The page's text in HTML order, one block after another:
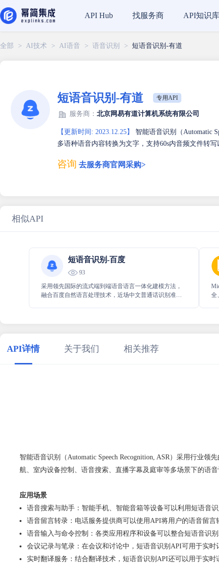
API Hub 找服务商 API知识库
全部 > AI技术 > AI语音 > 语音识别 > 短语音识别-有道
短语音识别-有道 专用API
服务商： 北京网易有道计算机系统有限公司
【更新时间: 2023.12.25】
智能语音识别（Automatic
多语种语音内容转换为文字，支持60s内音频文件转
咨询 去服务商官网采购>
相似API
短语音识别-百度
93
采用领先国际的流式端到端语音语言一体化建模方法，
融合百度自然语言处理技术，近场中文普通话识别准确
全
API详情 关于我们 相关推荐
智能语音识别（Automatic Speech Recognition, ASR）采用行业
航、室内设备控制、语音搜索、直播字幕及庭审等多场景下的语
应用场景
语音搜索与助手：智能手机、智能音箱等设备可以利用短语音
语音留言转录：电话服务提供商可以使用API将用户的语音留
语音输入与命令控制：各类应用程序和设备可以整合短语音识
会议记录与笔录：在会议和讨论中，短语音识别API可用于实
实时翻译服务：结合翻译技术，短语音识别API还可以用于实